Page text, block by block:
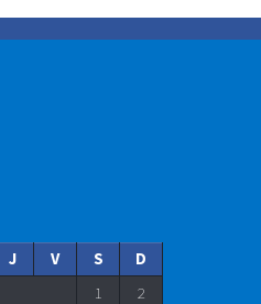
J V S
D
1
2